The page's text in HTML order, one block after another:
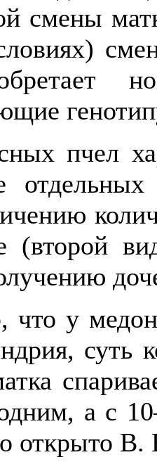
смены
пчел
(второй
что у
суть
а с
открыто В.